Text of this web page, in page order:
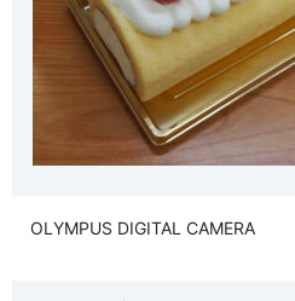
OLYMPUS DIGITAL CAMERA